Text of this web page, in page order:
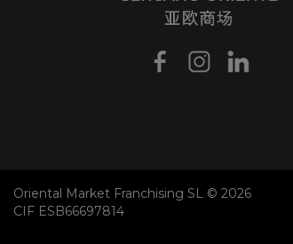
Oriental Market Franchising SL © 2026
CIF ESB66697814